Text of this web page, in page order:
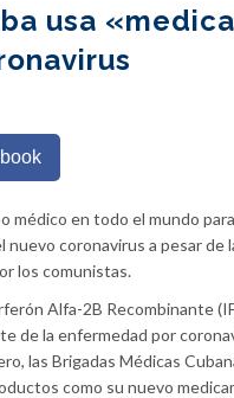
usa
médico en todo el mundo
nuevo coronavirus a pesar
los comunistas.
Alfa-2B Recombinante
de la enfermedad por
las Brigadas Médicas
como su nuevo